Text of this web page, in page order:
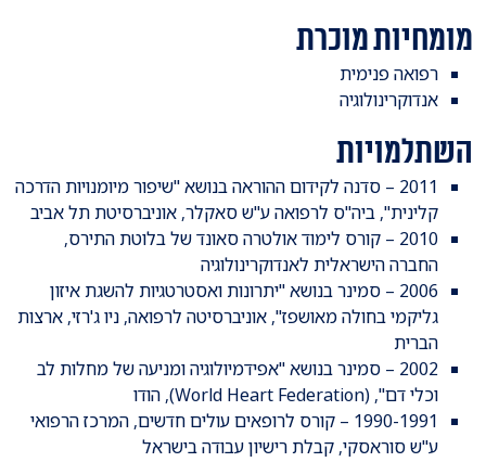
מומחיות מוכרת
​רפואה פנימית
אנדוקרינולוגיה
השתלמויות
2011 – סדנה לקידום ההוראה בנושא "שיפור מיומנויות הדרכה
קלינית", ביה"ס לרפואה ע"ש סאקלר, אוניברסיטת תל אביב
2010 – קורס לימוד אולטרה סאונד של בלוטת התירס,
החברה הישראלית לאנדוקרינולוגיה
2006 – סמינר בנושא "יתרונות ואסטרטגיות להשגת איזון
גליקמי בחולה מאושפז", אוניברסיטה לרפואה, ניו ג'רזי, ארצות
הברית
2002 – סמינר בנושא "אפידמיולוגיה ומניעה של מחלות לב
וכלי דם", (World Heart Federation), הודו
1990-1991 – קורס לרופאים עולים חדשים, המרכז הרפואי
ע"ש סוראסקי, קבלת רישיון עבודה בישראל